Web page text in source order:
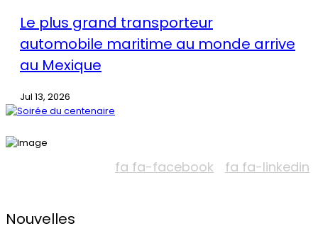
Le plus grand transporteur
automobile maritime au monde arrive
au Mexique
Jul 13, 2026
fa fa-facebook fa fa-linkedin
Nouvelles